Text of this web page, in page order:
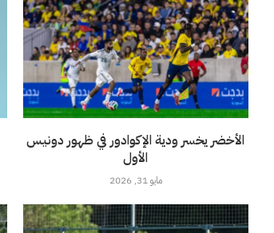
الأخضر يخسر ودية الإكوادور في ظهور دونيس
الأول
مايو 31, 2026